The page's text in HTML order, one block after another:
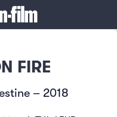
FIRE
– 2018